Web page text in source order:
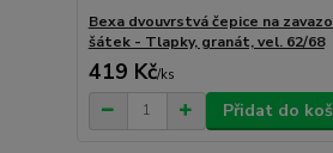
Bexa dvouvrstvá čepice na
šátek - Tlapky, granát, vel. 62/68
419 Kč/ks
Přidat do